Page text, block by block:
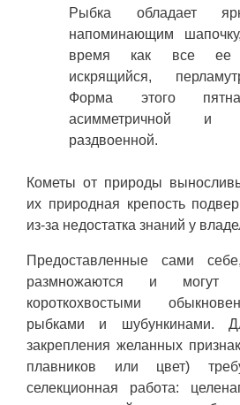
Рыбка обладает
напоминающим
время как все ее
искрящийся,
Форма этого
асимметричной и
раздвоенной.
Кометы от природы
их природная крепость
из-за недостатка знаний у
Предоставленные сами
размножаются и могут
короткохвостыми
рыбками и шубункинами.
закрепления желанных
плавников или цвет)
селекционная работа: